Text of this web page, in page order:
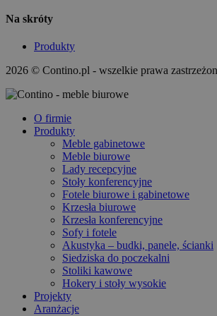
Na skróty
Produkty
2026 © Contino.pl - wszelkie prawa
O firmie
Produkty
Meble gabinetowe
Meble biurowe
Lady recepcyjne
Stoły konferencyjne
Fotele biurowe i gabinetowe
Krzesła biurowe
Krzesła konferencyjne
Sofy i fotele
Akustyka – budki, panele, ścianki
Siedziska do poczekalni
Stoliki kawowe
Hokery i stoły wysokie
Projekty
Aranżacje